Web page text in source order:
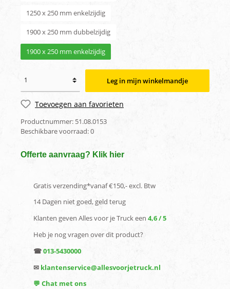
1250 x 250 mm enkelzijdig
1900 x 250 mm dubbelzijdig
1900 x 250 mm enkelzijdig
Leg in mijn winkelmandje
Toevoegen aan favorieten
Productnummer: 51.08.0153
Beschikbare voorraad:0
Offerte aanvraag? Klik hier
Gratis verzending*vanaf €150,- excl. Btw
14 Dagen niet goed, geld terug
Klanten geven Alles voor je Truck een 4,6 / 5
Heb je nog vragen over dit product?
☎013-5430000
✉ klantenservice@allesvoorjetruck.nl
💬 Chat met ons